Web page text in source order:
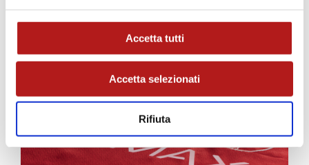
Accetta tutti
Accetta selezionati
Rifiuta
AS CITTADELLA STORE